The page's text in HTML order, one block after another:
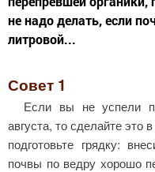
не надо делать, если
литровой...
Совет 1
Если вы не успели
августа, то сделайте это
подготовьте грядку:
почвы по ведру хорошо